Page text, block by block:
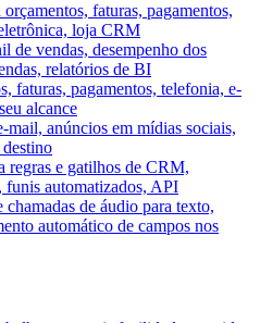
faturas, pagamentos,
loja CRM
de vendas, desempenho dos
relatórios de BI
faturas, pagamentos, telefonia, e-
alcance
mail, anúncios em mídias sociais,
regras e gatilhos de CRM,
funis automatizados, API
chamadas de áudio para texto,
automático de campos nos